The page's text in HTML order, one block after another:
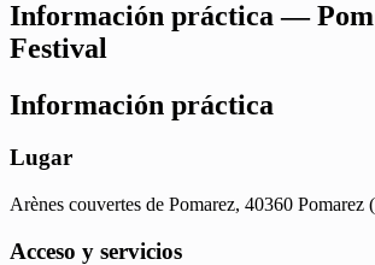
Información práctica — Pom
Festival
Información práctica
Lugar
Arènes couvertes de Pomarez, 40360 Pomarez
Acceso y servicios